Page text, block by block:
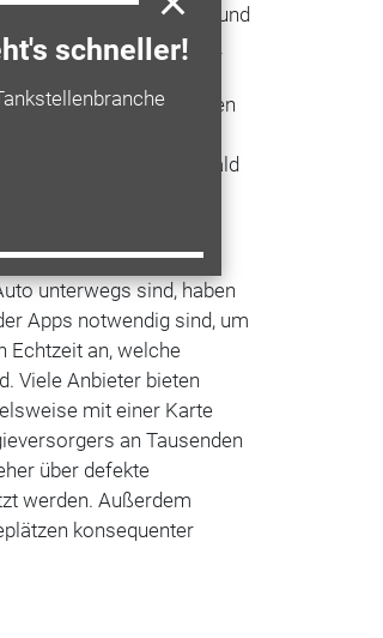
schneller!
Liebing, kritisiert, Bund und
derElektromobilität
konsequent auf
setzen." Die zusätzlichen
Ausbau der
alle Auflagen schon bald
unterwegs sind, haben
Apps notwendig sind, um
Echtzeit an, welche
Viele Anbieter bieten
mit einer Karte
an Tausenden
über defekte
werden. Außerdem
konsequenter